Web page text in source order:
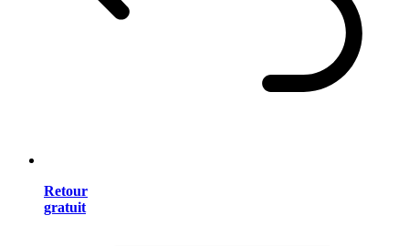
Retour
gratuit